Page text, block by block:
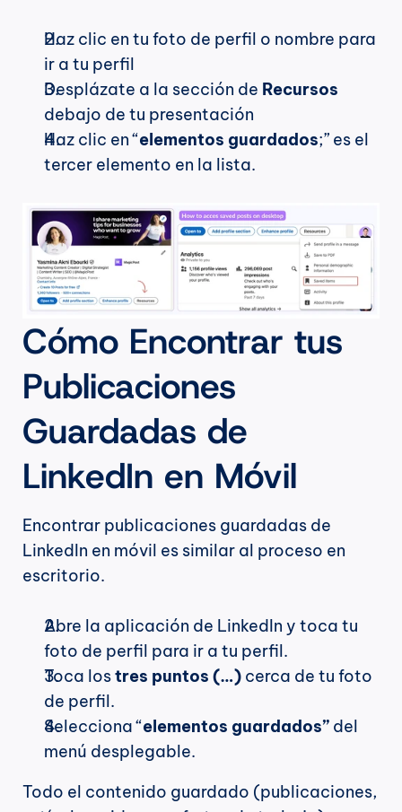
Haz clic en tu foto de perfil o nombre para
ir a tu perfil
Desplázate a la sección de Recursos
debajo de tu presentación
Haz clic en “elementos guardados;” es el
tercer elemento en la lista.
Cómo Encontrar tus
Publicaciones
Guardadas de
LinkedIn en Móvil
Encontrar publicaciones guardadas de
LinkedIn en móvil es similar al proceso en
escritorio.
Abre la aplicación de LinkedIn y toca tu
foto de perfil para ir a tu perfil.
Toca los tres puntos (…) cerca de tu foto
de perfil.
Selecciona “elementos guardados” del
menú desplegable.
Todo el contenido guardado (publicaciones,